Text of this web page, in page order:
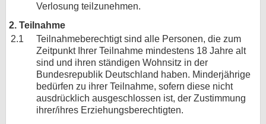
Verlosung teilzunehmen.
2. Teilnahme
2.1
Teilnahmeberechtigt sind alle Personen, die zum
Zeitpunkt Ihrer Teilnahme mindestens 18 Jahre alt
sind und ihren ständigen Wohnsitz in der
Bundesrepublik Deutschland haben. Minderjährige
bedürfen zu ihrer Teilnahme, sofern diese nicht
ausdrücklich ausgeschlossen ist, der Zustimmung
ihrer/ihres Erziehungsberechtigten.
Kontakt
Nutzungsbedingungen
Datenschutz
Cookie-Einstellungen